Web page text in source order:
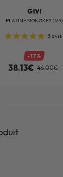
GIVI
PLATINE MONOKEY (M5)
3avis
-17%
38.13€ 46.00€